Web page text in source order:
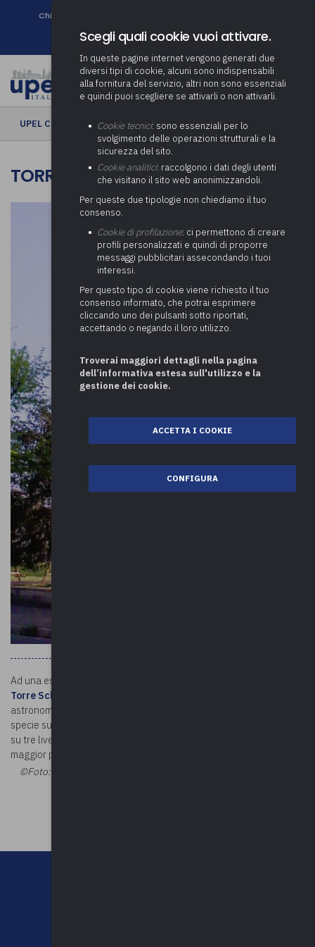
Chi siamo
Newsletter
UPEL CULTURA › Torre Schiaparelli
TORRE SCHIAPARELLI
Ad una estremità del parco comunale di Origgio si conserva la
Torre Schiaparelli
astronomo e storico della scienza, compì importanti ricerche,
specie sulle comete. La torretta è in stile medievale e si sviluppa
su tre livelli, compreso l’ultimo terrazzato, da cui avvenivano la
maggior parte delle osservazioni astronomiche.
©Foto:
Scegli quali cookie vuoi attivare.
In queste pagine internet vengono generati due
diversi tipi di cookie, alcuni sono indispensabili
alla fornitura del servizio, altri non sono essenziali
e quindi puoi scegliere se attivarli o non attivarli.
Cookie tecnici: sono essenziali per lo
svolgimento delle operazioni strutturali e la
sicurezza del sito.
Cookie analitici: raccolgono i dati degli utenti
che visitano il sito web anonimizzandoli.
Per queste due tipologie non chiediamo il tuo
consenso.
Cookie di profilazione: ci permettono di creare
profili personalizzati e quindi di proporre
messaggi pubblicitari assecondando i tuoi
interessi.
Per questo tipo di cookie viene richiesto il tuo
consenso informato, che potrai esprimere
cliccando uno dei pulsanti sotto riportati,
accettando o negando il loro utilizzo.
Troverai maggiori dettagli nella pagina
dell’informativa estesa sull'utilizzo e la
gestione dei cookie.
ACCETTA I COOKIE
CONFIGURA